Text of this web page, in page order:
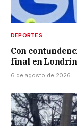
DEPORTES
Con
final en
6 de agosto de 2026